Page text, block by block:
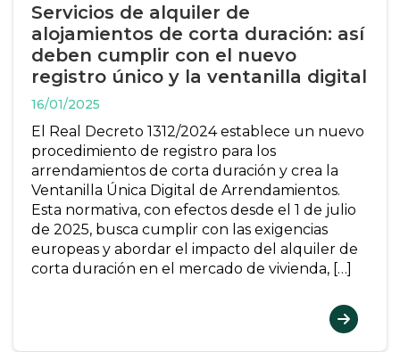
Servicios de alquiler de
alojamientos de corta duración: así
deben cumplir con el nuevo
registro único y la ventanilla digital
16/01/2025
El Real Decreto 1312/2024 establece un nuevo
procedimiento de registro para los
arrendamientos de corta duración y crea la
Ventanilla Única Digital de Arrendamientos.
Esta normativa, con efectos desde el 1 de julio
de 2025, busca cumplir con las exigencias
europeas y abordar el impacto del alquiler de
corta duración en el mercado de vivienda, […]